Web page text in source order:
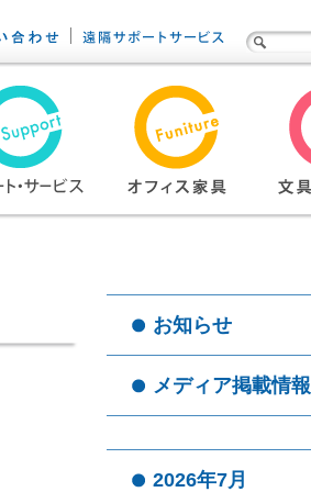
お知らせ
メディア掲載情報
2026年7月